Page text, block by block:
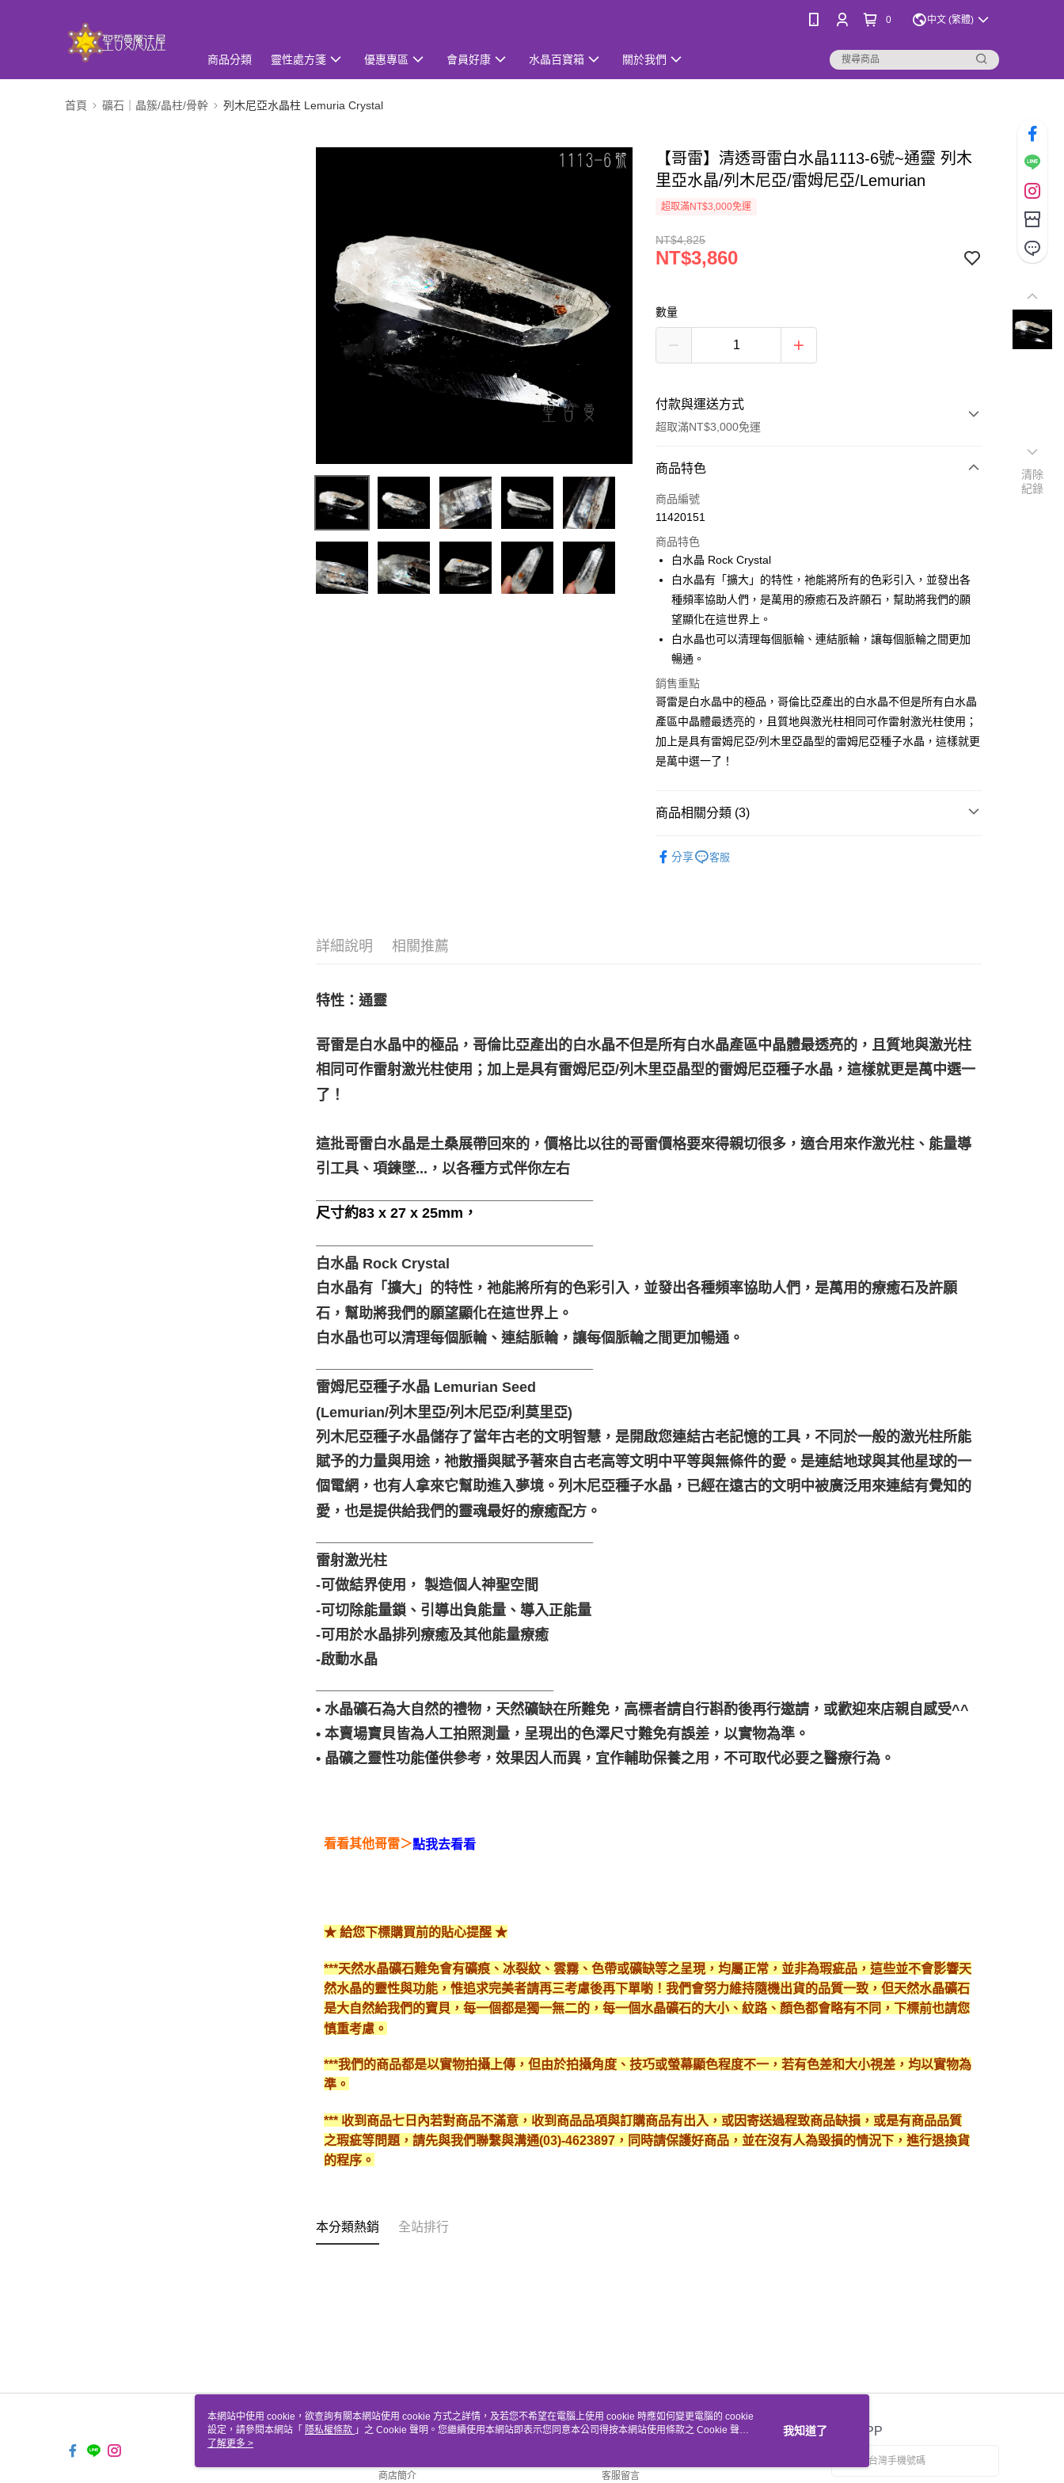
0 中文 (繁體)
商品分類 靈性處方箋 優惠專區 會員好康 水晶百寶箱 關於我們
首頁 礦石｜晶簇/晶柱/骨幹 列木尼亞水晶柱 Lemuria Crystal
【哥雷】清透哥雷白水晶1113-6號~通靈 列木
里亞水晶/列木尼亞/雷姆尼亞/Lemurian
超取滿NT$3,000免運
NT$4,825
NT$3,860
數量
付款與運送方式
超取滿NT$3,000免運
付款方式
信用卡一次付款
LINE Pay
Apple Pay
街口支付
悠遊付
運送方式
全家取貨付款
7-11取貨付款
賣家宅配幫您送（台灣）
商品特色
商品編號
11420151
商品特色
白水晶 Rock Crystal
白水晶有「擴大」的特性，祂能將所有的色彩引入，並發出各
種頻率協助人們，是萬用的療癒石及許願石，幫助將我們的願
望顯化在這世界上。
白水晶也可以清理每個脈輪、連結脈輪，讓每個脈輪之間更加
暢通。
銷售重點
哥雷是白水晶中的極品，哥倫比亞產出的白水晶不但是所有白水晶
產區中晶體最透亮的，且質地與激光柱相同可作雷射激光柱使用；
加上是具有雷姆尼亞/列木里亞晶型的雷姆尼亞種子水晶，這樣就更
是萬中選一了！
商品相關分類 (3)
分享 客服
詳細說明 相關推薦
特性：通靈
哥雷是白水晶中的極品，哥倫比亞產出的白水晶不但是所有白水晶產區中晶體最透亮的，且質地與激光柱
相同可作雷射激光柱使用；加上是具有雷姆尼亞/列木里亞晶型的雷姆尼亞種子水晶，這樣就更是萬中選一
了！
這批哥雷白水晶是土桑展帶回來的，價格比以往的哥雷價格要來得親切很多，適合用來作激光柱、能量導
引工具、項鍊墜...，以各種方式伴你左右
尺寸約83 x 27 x 25mm，
白水晶 Rock Crystal
白水晶有「擴大」的特性，祂能將所有的色彩引入，並發出各種頻率協助人們，是萬用的療癒石及許願
石，幫助將我們的願望顯化在這世界上。
白水晶也可以清理每個脈輪、連結脈輪，讓每個脈輪之間更加暢通。
雷姆尼亞種子水晶 Lemurian Seed
(Lemurian/列木里亞/列木尼亞/利莫里亞)
列木尼亞種子水晶儲存了當年古老的文明智慧，是開啟您連結古老記憶的工具，不同於一般的激光柱所能
賦予的力量與用途，祂散播與賦予著來自古老高等文明中平等與無條件的愛。是連結地球與其他星球的一
個電網，也有人拿來它幫助進入夢境。列木尼亞種子水晶，已經在遠古的文明中被廣泛用來連結有覺知的
愛，也是提供給我們的靈魂最好的療癒配方。
雷射激光柱
-可做結界使用， 製造個人神聖空間
-可切除能量鎖、引導出負能量、導入正能量
-可用於水晶排列療癒及其他能量療癒
-啟動水晶
• 水晶礦石為大自然的禮物，天然礦缺在所難免，高標者請自行斟酌後再行邀請，或歡迎來店親自感受^^
• 本賣場寶貝皆為人工拍照測量，呈現出的色澤尺寸難免有誤差，以實物為準。
• 晶礦之靈性功能僅供參考，效果因人而異，宜作輔助保養之用，不可取代必要之醫療行為。
看看其他哥雷＞點我去看看
★ 給您下標購買前的貼心提醒 ★
***天然水晶礦石難免會有礦痕、冰裂紋、雲霧、色帶或礦缺等之呈現，均屬正常，並非為瑕疵品，這些並不會影響天
然水晶的靈性與功能，惟追求完美者請再三考慮後再下單喲！我們會努力維持隨機出貨的品質一致，但天然水晶礦石
是大自然給我們的寶貝，每一個都是獨一無二的，每一個水晶礦石的大小、紋路、顏色都會略有不同，下標前也請您
慎重考慮。
***我們的商品都是以實物拍攝上傳，但由於拍攝角度、技巧或螢幕顯色程度不一，若有色差和大小視差，均以實物為
準。
*** 收到商品七日內若對商品不滿意，收到商品品項與訂購商品有出入，或因寄送過程致商品缺損，或是有商品品質
之瑕疵等問題，請先與我們聯繫與溝通(03)-4623897，同時請保護好商品，並在沒有人為毀損的情況下，進行退換貨
的程序。
本分類熱銷 全站排行
關於我們
商店簡介
客服資訊
客服留言
官方APP
清除
紀錄
本網站中使用 cookie，欲查詢有關本網站使用 cookie 方式之詳情，及若您不希望在電腦上使用 cookie 時應如何變更電腦的 cookie
設定，請參閱本網站「 隱私權條款 」之 Cookie 聲明。您繼續使用本網站即表示您同意本公司得按本網站使用條款之 Cookie 聲明
使用 cookie。
了解更多 >
我知道了